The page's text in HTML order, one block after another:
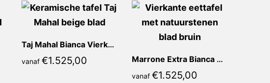
Taj Mahal Bianca Vierkant
vanaf €1.525,00 Marrone Extra Bianca Vierkant
vanaf €1.525,00